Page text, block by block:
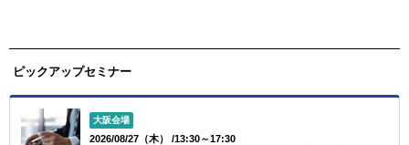
ピックアップセミナー
大阪会場
2026/08/27（木） /13:30～17:30